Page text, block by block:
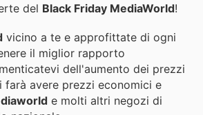
del Black Friday MediaWorld!
vicino a te e approfittate di ogni
il miglior rapporto
dell'aumento dei prezzi
farà avere prezzi economici e
e molti altri negozi di